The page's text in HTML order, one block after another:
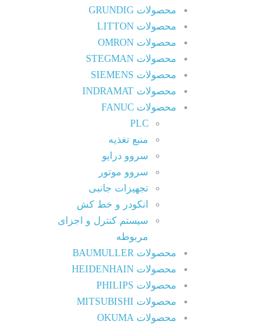
محصولات GRUNDIG
محصولات LITTON
محصولات OMRON
محصولات STEGMAN
محصولات SIEMENS
محصولات INDRAMAT
محصولات FANUC
PLC
منبع تغذیه
سروو درایو
سروو موتور
تجهیزات جانبی
انکودر و خط کش
سیستم کنترل و اجزای
مربوطه
محصولات BAUMULLER
محصولات HEIDENHAIN
محصولات PHILIPS
محصولات MITSUBISHI
محصولات OKUMA